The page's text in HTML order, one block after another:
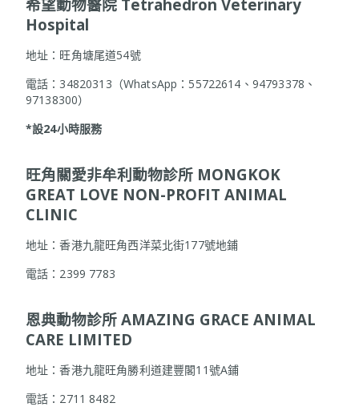
希望動物醫院 Tetrahedron Veterinary
Hospital
地址：旺角塘尾道54號
電話：34820313（WhatsApp：55722614、94793378、
97138300）
*設24小時服務
旺角關愛非牟利動物診所 MONGKOK
GREAT LOVE NON-PROFIT ANIMAL
CLINIC
地址：香港九龍旺角西洋菜北街177號地鋪
電話：2399 7783
恩典動物診所 AMAZING GRACE ANIMAL
CARE LIMITED
地址：香港九龍旺角勝利道建豐閣11號A鋪
電話：2711 8482